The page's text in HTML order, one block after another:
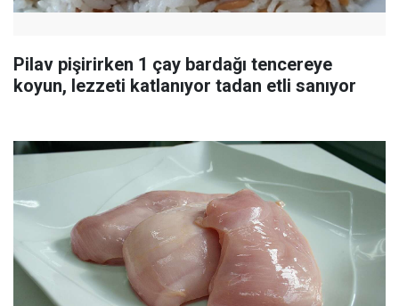
Pilav pişirirken 1 çay bardağı tencereye
koyun, lezzeti katlanıyor tadan etli sanıyor